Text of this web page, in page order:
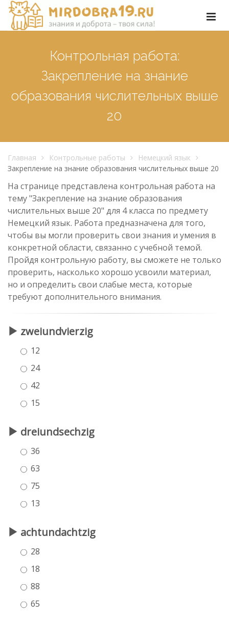
Контрольная работа:
Закрепление на знание
образования числительных выше
20
Главная Контрольные работы
Немецкий язык
Закрепление на знание образования числительных выше 20
На странице представлена контрольная работа на
тему "Закрепление на знание образования
числительных выше 20" для 4 класса по предмету
Немецкий язык. Работа предназначена для того,
чтобы вы могли проверить свои знания и умения в
конкретной области, связанно с учебной темой.
Пройдя контрольную работу, вы сможете не только
проверить, насколько хорошо усвоили материал,
но и определить свои слабые места, которые
требуют дополнительного внимания.
zweiundvierzig
12
24
42
15
dreiundsechzig
36
63
75
13
achtundachtzig
28
18
88
65